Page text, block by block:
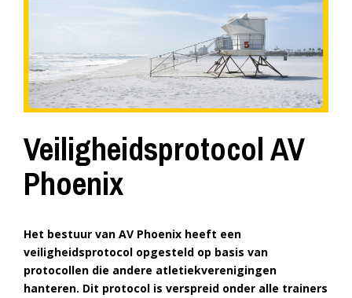
Veiligheidsprotocol AV
Phoenix
Het bestuur van AV Phoenix heeft een
veiligheidsprotocol opgesteld op basis van
protocollen die andere atletiekverenigingen
hanteren. Dit protocol is verspreid onder alle trainers